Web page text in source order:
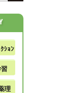
ｼｮﾝ
理